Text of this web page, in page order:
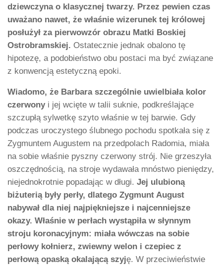
dziewczyna o klasycznej twarzy. Przez pewien czas
uważano nawet, że właśnie wizerunek tej królowej
posłużył za pierwowzór obrazu Matki Boskiej
Ostrobramskiej. Ostatecznie jednak obalono tę
hipotezę, a podobieństwo obu postaci ma być związane
z konwencją estetyczną epoki.
Wiadomo, że Barbara szczególnie uwielbiała kolor
czerwonyi jej wcięte w talii suknie, podkreślające
szczupłą sylwetkę szyto właśnie w tej barwie. Gdy
podczas uroczystego ślubnego pochodu spotkała się z
Zygmuntem Augustem na przedpolach Radomia, miała
na sobie właśnie pyszny czerwony strój. Nie grzeszyła
oszczędnością, na stroje wydawała mnóstwo pieniędzy,
niejednokrotnie popadając w długi. Jej ulubioną
biżuterią były perły, dlatego Zygmunt August
nabywał dla niej najpiękniejsze i najcenniejsze
okazy. Właśnie w perłach wystąpiła w słynnym
stroju koronacyjnym: miała wówczas na sobie
perłowy kołnierz, zwiewny welon i czepiec z
perłową opaską okalającą szyję. W przeciwieństwie